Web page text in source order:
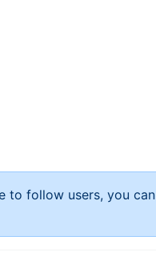
to follow users, you can